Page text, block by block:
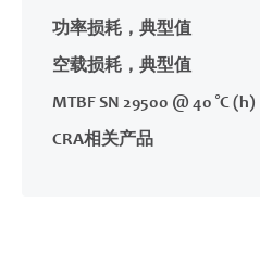
功率损耗，典型值
空载损耗，典型值
MTBF SN 29500 @ 40 °C (h)
CRA相关产品